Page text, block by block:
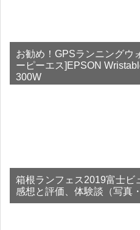
お勧め！GPSランニングウ
ーピーエス]EPSON
300W
箱根ランフェス2019富士ビ
感想と評価、体験談（写真